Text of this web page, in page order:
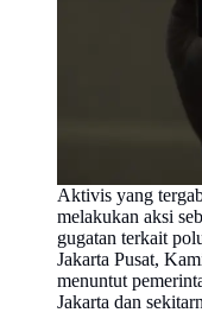
Aktivis yang
melakukan aksi
gugatan terkait
Jakarta Pusat,
menuntut
Jakarta dan